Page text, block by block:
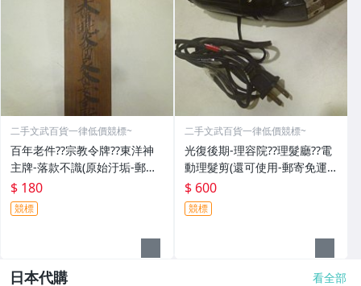
二手文武百貨一律低價競標~
百年老件??宗教令牌??東洋神
主牌-落款不識(原始汙垢-郵寄
免運費)罕見收藏品-60729
$ 180
競標
二手文武百貨一律低價競標~
光復後期-理容院??理髮廳??電
動理髮剪(還可使用-郵寄免運
費)收藏品~收藏用
$ 600
競標
日本代購 看全部